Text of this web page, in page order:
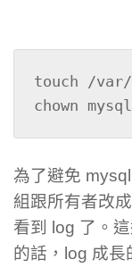
touch /
chown
為了避免
組跟所有者改
看到 log 了。
的話，log 成長